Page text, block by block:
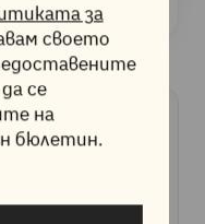
на Jump.BG.
за
своето
се
на
бюлетин.